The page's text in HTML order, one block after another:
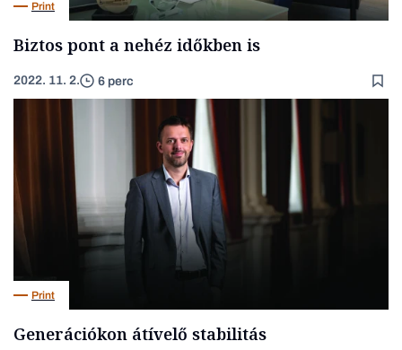
Print
Biztos pont a nehéz időkben is
2022. 11. 2. 6 perc
Print
Generációkon átívelő stabilitás